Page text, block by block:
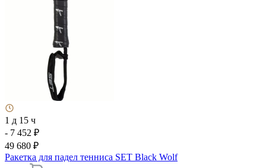
1 д 15 ч
- 7 452 ₽
49 680 ₽
Ракетка для падел тенниса SET Black Wolf